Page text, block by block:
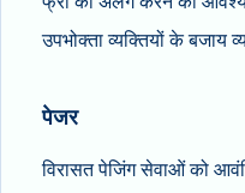
उपभोक्ता व्यक्तियों के बजाय
पेजर
विरासत पेजिंग सेवाओं को